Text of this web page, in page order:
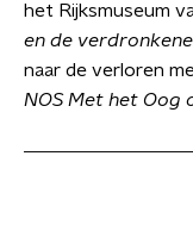
het Rijksmuseum
en de
naar de verloren
NOS Met het Oog